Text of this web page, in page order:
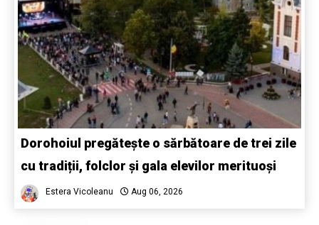
Dorohoiul pregătește o sărbătoare de trei zile
cu tradiții, folclor și gala elevilor merituoși
Estera Vicoleanu Aug 06, 2026